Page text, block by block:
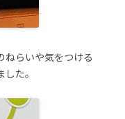
ねらいや気をつける
た。